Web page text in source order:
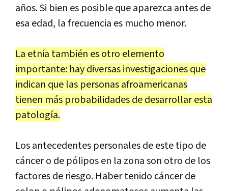
años. Si bien es posible que aparezca antes de
esa edad, la frecuencia es mucho menor.
La etnia también es otro elemento
importante: hay diversas investigaciones que
indican que las personas afroamericanas
tienen más probabilidades de desarrollar esta
patología.
Los antecedentes personales de este tipo de
cáncer o de pólipos en la zona son otro de los
factores de riesgo. Haber tenido cáncer de